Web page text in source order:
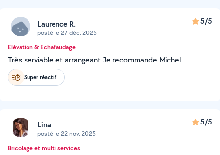
Laurence R.
posté le 27 déc. 2025
5/5
Elévation & Echafaudage
Très serviable et arrangeant Je recommande Michel
Super réactif
Lina
posté le 22 nov. 2025
5/5
Bricolage et multi services